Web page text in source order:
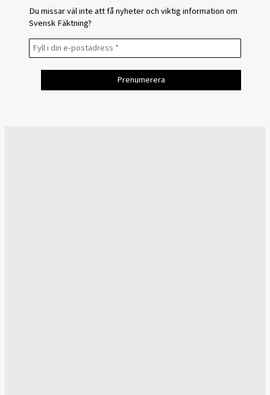
Du missar väl inte att få nyheter och viktig information om
Svensk Fäktning?